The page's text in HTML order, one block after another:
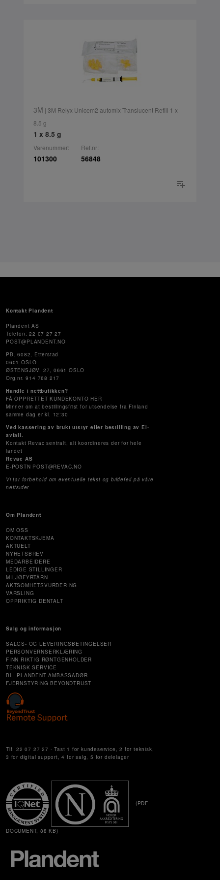
3M | 3M Relyx Unicem2 automix Translucent Refill 1 x
8.5 g
1 x 8.5 g
Varenummer:
101300
Ref.nr:
56848
Kontakt Plandent
Plandent AS
Telefon: 22 07 27 27
POST@PLANDENT.NO
PB. 6082, Etterstad
0601 OSLO
ØSTENSJØV. 27, 0661 OSLO
Org.nr. 914 768 217
Handle i nettbutikken?
FÅ OPPRETTET KUNDEKONTO HER
Minner om at bestillingsfrist for utsendelse fra Finland
samme dag er kl. 12:30
Ved kassering av brukt utstyr eller bestilling av El-
avfall.
Kontakt Revac sentralt, alt koordineres der for hele
landet
Revac AS
E-POSTN POST@REVAC.NO
Vi tar forbehold om eventuelle tekst og bildefeil på våre
nettsider
Om Plandent
OM OSS
KONTAKTSKJEMA
AKTUELT
NYHETSBREV
MEDARBEIDERE
LEDIGE STILLINGER
MILJØFYRTÅRN
AKTSOMHETSVURDERING
VARSLING
OPPRIKTIG DENTALT
Salg og informasjon
SALGS- OG LEVERINGSBETINGELSER
PERSONVERNSERKLÆRING
FINN RIKTIG RØNTGENHOLDER
TEKNISK SERVICE
BLI PLANDENT AMBASSADØR
FJERNSTYRING BEYONDTRUST
Tlf. 22 07 27 27 - Tast 1 for kundeservice, 2 for teknisk,
3 for digital support, 4 for salg, 5 for delelager
(PDF
DOCUMENT, 88 KB)